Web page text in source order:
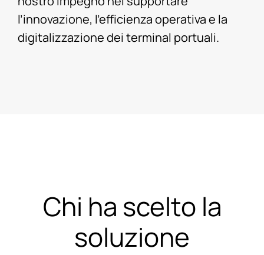
l’innovazione, l’efficienza operativa e la
digitalizzazione dei terminal portuali.
Chi ha scelto la
soluzione